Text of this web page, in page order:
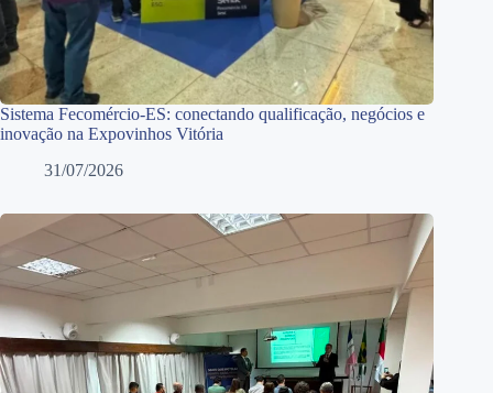
Sistema Fecomércio-ES: conectando qualificação, negócios e
inovação na Expovinhos Vitória
31/07/2026